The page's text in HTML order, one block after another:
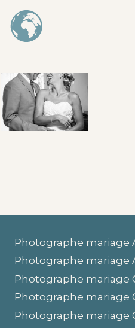
Aller
au
contenu
Photographe mariage
Photographe mariage
Photographe mariage
Photographe mariage
Photographe mariage